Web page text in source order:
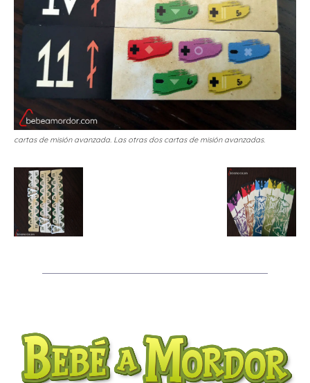
cartas de misión avanzada. Las otras dos cartas de misión avanzadas.